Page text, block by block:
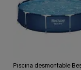
Piscina desmontable